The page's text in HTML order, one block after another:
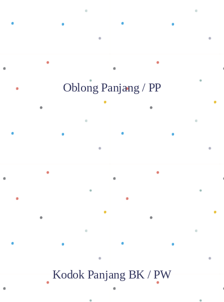
Oblong Panjang / PP
Baca selengkapnya
Kodok Panjang BK / PW